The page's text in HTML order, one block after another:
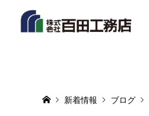
新着情報 ブログ